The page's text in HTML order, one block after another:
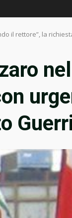
il rettore”, la